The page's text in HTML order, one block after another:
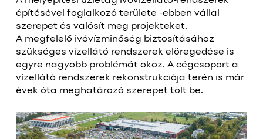
építésével foglalkozó területe -ebben vállal
szerepet és valósít meg projekteket.
A megfelelő ivóvízminőség biztosításához
szükséges vízellátó rendszerek elöregedése is
egyre nagyobb problémát okoz. A cégcsoport a
vízellátó rendszerek rekonstrukciója terén is már
évek óta meghatározó szerepet tölt be.